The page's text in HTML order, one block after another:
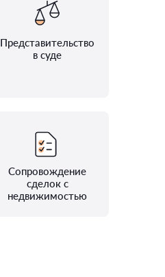
Представительство
в суде
Сопровождение
сделок с
недвижимостью